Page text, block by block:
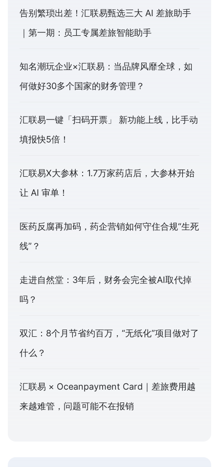
告别繁琐出差！汇联易甄选三大 AI 差旅助手
｜第一期：员工专属差旅智能助手
知名潮玩企业×汇联易：当品牌风靡全球，如
何做好30多个国家的财务管理？
汇联易一键「扫码开票」 新功能上线，比手动
填报快5倍！
汇联易X大参林：1.7万家药店后，大参林开始
让 AI 审单！
医药反腐再加码，药企营销如何守住合规“生死
线”？
走进自然堂：3年后，财务会完全被AI取代掉
吗？
双汇：8个月节省约百万，“无纸化”项目做对了
什么？
汇联易 × Oceanpayment Card｜差旅费用越
来越难管，问题可能不在报销